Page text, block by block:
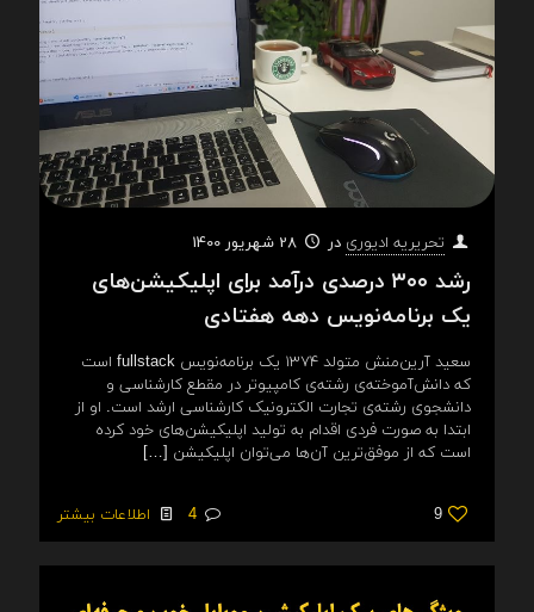
تحریریه ادیوری در 28 شهریور 1400
رشد ۳۰۰ درصدی درآمد برای اپلیکیشن‌های
یک برنامه‌نویس دهه هفتادی
سعید آرین‌منش متولد ۱۳۷۴ یک برنامه‌نویس fullstack است
که دانش‌آموخته‌ی رشته‌ی کامپیوتر در مقطع کارشناسی و
دانشجوی رشته‌ی تجارت الکترونیک کارشناسی ارشد است. او از
ابتدا به صورت فردی اقدام به تولید اپلیکیشن‌های خود ‌کرده
است که از موفق‌ترین آن‌ها می‌توان اپلیکیشن […]
9
4 اطلاعات بیشتر